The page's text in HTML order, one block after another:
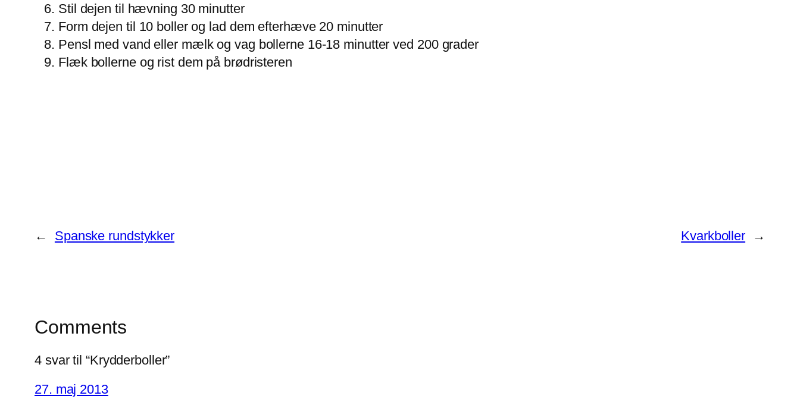
Stil dejen til hævning 30 minutter
Form dejen til 10 boller og lad dem efterhæve 20 minutter
Pensl med vand eller mælk og vag bollerne 16-18 minutter ved 200 grader
Flæk bollerne og rist dem på brødristeren
← Spanske rundstykker Kvarkboller →
Comments
4 svar til “Krydderboller”
27. maj 2013